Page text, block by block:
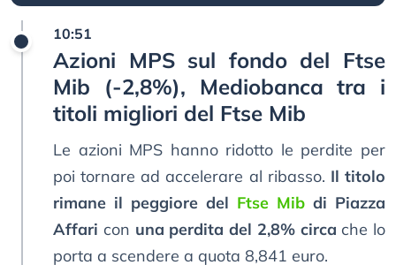
10:51
Azioni MPS sul fondo del Ftse
Mib (-2,8%), Mediobanca tra i
titoli migliori del Ftse Mib
Le azioni MPS hanno ridotto le perdite per
poi tornare ad accelerare al ribasso. Il titolo
rimane il peggiore del Ftse Mib di Piazza
Affari con una perdita del 2,8% circa che lo
porta a scendere a quota 8,841 euro.